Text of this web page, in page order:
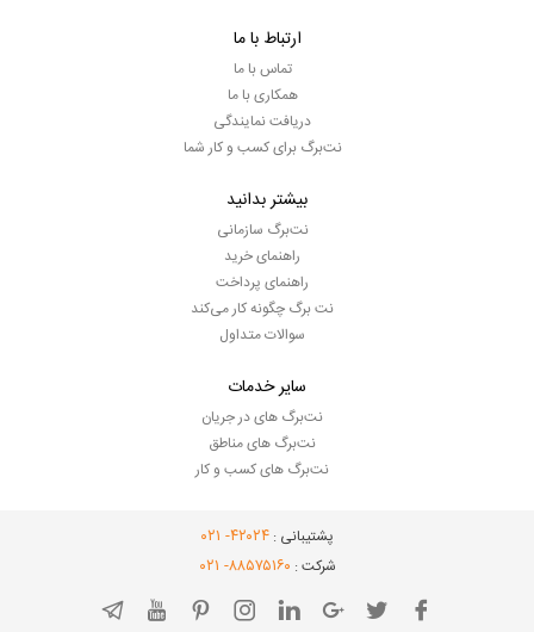
ارتباط با ما
تماس با ما
همکاری با ما
دریافت نمایندگی
نت‌برگ برای کسب و کار شما
بیشتر بدانید
نت‌برگ سازمانی
راهنمای خرید
راهنمای پرداخت
نت برگ چگونه کار می‌کند
سوالات متداول
سایر خدمات
نت‌برگ های در جریان
نت‌برگ های مناطق
نت‌برگ های کسب و کار
پشتیبانی : ۴۲۰۲۴- ۰۲۱
شرکت : ۸۸۵۷۵۱۶۰- ۰۲۱